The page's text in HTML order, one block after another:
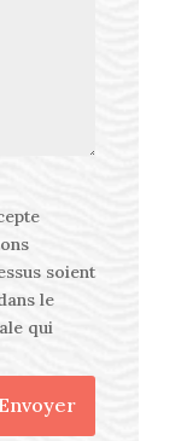
soient
le
qui
Envoyer